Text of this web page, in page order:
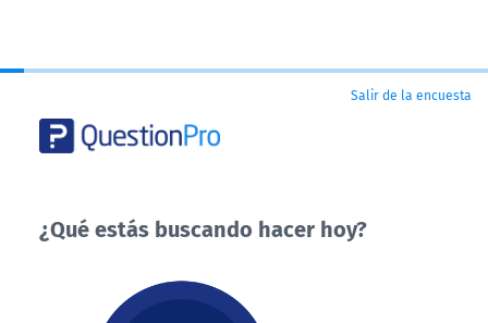
Salir de la encuesta
¿Qué estás buscando hacer hoy?